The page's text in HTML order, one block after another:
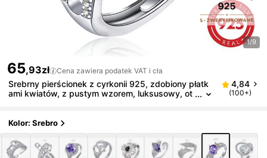
1/9
65,93zł Cena zawiera podatek VAT i cła
Srebrny pierścionek z cyrkonii 925, zdobiony płatk
ami kwiatów, z pustym wzorem, luksusowy, ot
ny
4,84
(100+)
Kolor: Srebro